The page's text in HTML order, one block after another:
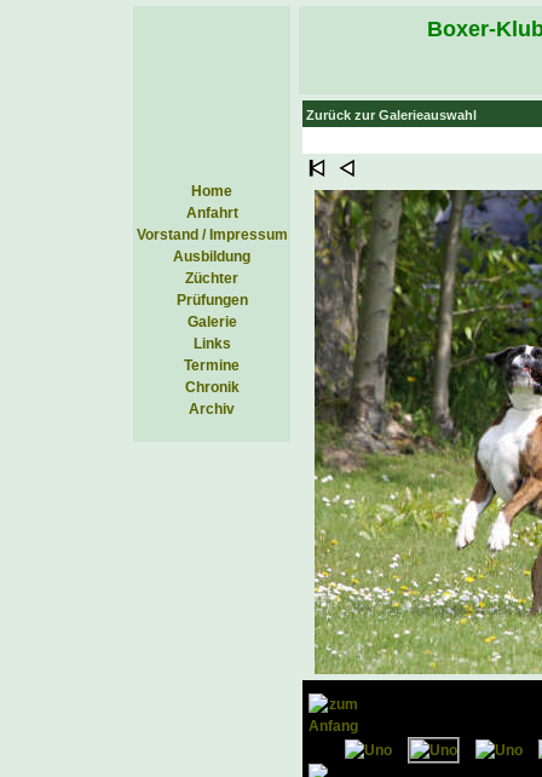
Home
Anfahrt
Vorstand / Impressum
Ausbildung
Züchter
Prüfungen
Galerie
Links
Termine
Chronik
Archiv
Boxer-
Zurück zur Galerieauswahl